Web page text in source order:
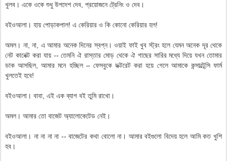
খুলব। একে ওকে শুধু উপদেশ দেব, প্রয়োজনে ট্রেনিং ও দেব।
বইওআলা। হায় পোড়াকপাল! এ কেরিয়ার ও কি কোনো কেরিয়ার হল!
অমল। না, না, এ আমার অনেক দিনের স্বপ্ন। ওয়াই ফাই খুব স্ট্রং হলে যেমন অনেক দূর থেকে
নেট কানেক্ট করা যায় -- তেমনি ঐ রাস্তার মোড় থেকে ঐ গাছের সারির মধ্যে দিয়ে যখন তোমার
ডাক আসছিল, আমার মনে হচ্ছিল – ফেসবুকে ডক্টরেট করা হয়ে গেলে আমাকে কন্সাল্টেন্সি ফার্ম
খুলতেই হবে!
বইওআলা। বাবা, এই এক ব্যাগ বই তুমি রাখো।
অমল। আমার তো বাজেট অ্যালোকেটেড নেই।
বইওআলা। না না না না -- বাজেটের কথা বোলো না। আমার বইগুলো বিদেয় হলে আমি কত খুশি
হব।